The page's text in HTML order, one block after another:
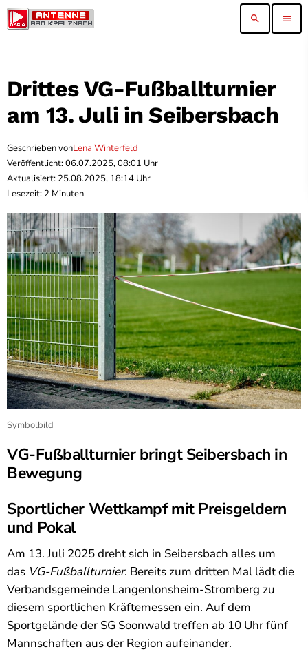
search menu
Drittes VG-Fußballturnier
am 13. Juli in Seibersbach
Geschrieben vonLena Winterfeld
Veröffentlicht: 06.07.2025, 08:01 Uhr
Aktualisiert: 25.08.2025, 18:14 Uhr
Lesezeit: 2 Minuten
Symbolbild
VG-Fußballturnier bringt Seibersbach in
Bewegung
Sportlicher Wettkampf mit Preisgeldern
und Pokal
Am 13. Juli 2025 dreht sich in Seibersbach alles um
das VG-Fußballturnier. Bereits zum dritten Mal lädt die
Verbandsgemeinde Langenlonsheim-Stromberg zu
diesem sportlichen Kräftemessen ein. Auf dem
Sportgelände der SG Soonwald treffen ab 10 Uhr fünf
Mannschaften aus der Region aufeinander.